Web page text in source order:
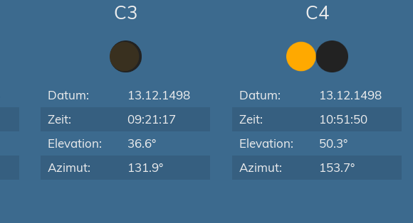
C3
Datum:
13.12.1498
Zeit:
09:21:17
Elevation:
36.6°
Azimut:
131.9°
C4
Datum:
13.12.1498
Zeit:
10:51:50
Elevation:
50.3°
Azimut:
153.7°